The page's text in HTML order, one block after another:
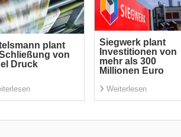
plant
von
Druck
Siegwerk plant
Investitionen von
mehr als 300
Millionen Euro
Weiterlesen